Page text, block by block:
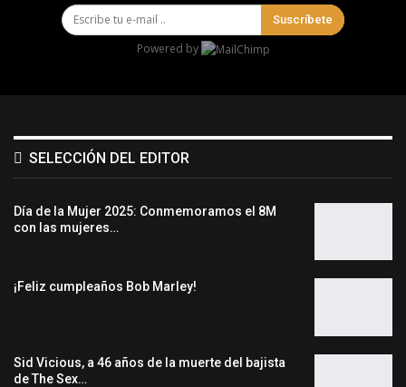
Suscríbete
Powered by
SELECCIÓN DEL EDITOR
Día de la Mujer 2025: Conmemoramos el 8M
con las mujeres…
¡Feliz cumpleaños Bob Marley!
Sid Vicious, a 46 años de la muerte del bajista
de The Sex…